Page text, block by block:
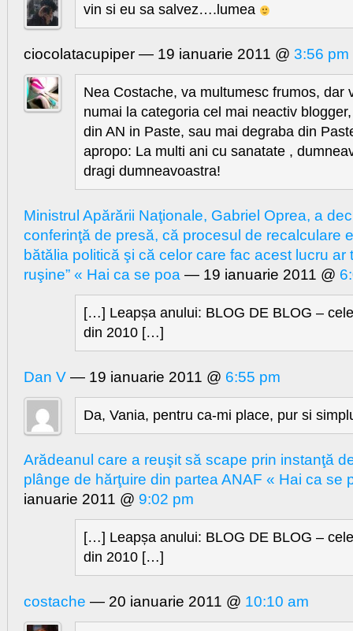
vin si eu sa salvez….lumea
ciocolatacupiper — 19 ianuarie 2011 @ 3:56 pm
Nea Costache, va multumesc frumos, dar
numai la categoria cel mai neactiv
din AN in Paste, sau mai degraba din
apropo: La multi ani cu sanatate ,
dragi dumneavoastra!
Ministrul Apărării Naţionale, Gabriel Oprea, a
conferinţă de presă, că procesul de recalculare
bătălia politică şi că celor care fac acest lucru ar
ruşine” « Hai ca se poa — 19 ianuarie 2011 @
[…] Leapșa anului: BLOG DE BLOG –
din 2010 […]
Dan V — 19 ianuarie 2011 @ 6:55 pm
Da, Vania, pentru ca-mi place, pur si
Arădeanul care a reuşit să scape prin instanţă
plânge de hărţuire din partea ANAF « Hai ca se
ianuarie 2011 @ 9:02 pm
[…] Leapșa anului: BLOG DE BLOG –
din 2010 […]
costache — 20 ianuarie 2011 @ 10:10 am